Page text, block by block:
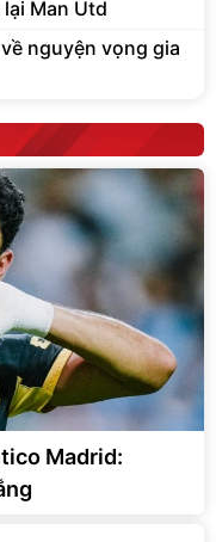
Man Utd
nguyện vọng gia
Madrid: